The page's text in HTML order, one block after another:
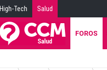
High-Tech Salud
FOROS